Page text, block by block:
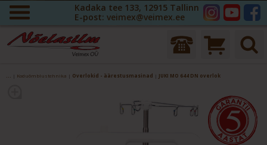
Kadaka tee 133, 12915 Tallinn
E-post: veimex@veimex.ee
| Koduõmblustehnika | Overlokid - äärestusmasinad | JUKI MO 644 DN overlok